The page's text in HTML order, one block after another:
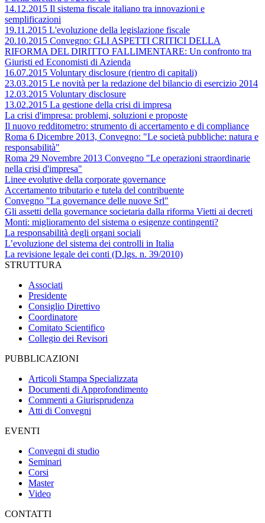
14.12.2015 Il sistema fiscale italiano tra innovazioni e
semplificazioni
19.11.2015 L'evoluzione della legislazione fiscale
20.10.2015 Convegno: GLI ASPETTI CRITICI DELLA
RIFORMA DEL DIRITTO FALLIMENTARE: Un confronto tra
Giuristi ed Economisti di Azienda
16.07.2015 Voluntary disclosure (rientro di capitali)
23.03.2015 Le novità per la redazione del bilancio di esercizio 2014
12.03.2015 Voluntary disclosure
13.02.2015 La gestione della crisi di impresa
La crisi d'impresa: problemi, soluzioni e proposte
Il nuovo redditometro: strumento di accertamento e di compliance
Roma 6 Dicembre 2013, Convegno: "Le società pubbliche: natura e
responsabilità"
Roma 29 Novembre 2013 Convegno "Le operazioni straordinarie
nella crisi d'impresa"
Linee evolutive della corporate governance
Accertamento tributario e tutela del contribuente
Convegno "La governance delle nuove Srl"
Gli assetti della governance societaria dalla riforma Vietti ai decreti
Monti: miglioramento del sistema o esigenze contingenti?
La responsabilità degli organi sociali
L’evoluzione del sistema dei controlli in Italia
La revisione legale dei conti (D.lgs. n. 39/2010)
STRUTTURA
Associati
Presidente
Consiglio Direttivo
Coordinatore
Comitato Scientifico
Collegio dei Revisori
PUBBLICAZIONI
Articoli Stampa Specializzata
Documenti di Approfondimento
Commenti a Giurisprudenza
Atti di Convegni
EVENTI
Convegni di studio
Seminari
Corsi
Master
Video
CONTATTI